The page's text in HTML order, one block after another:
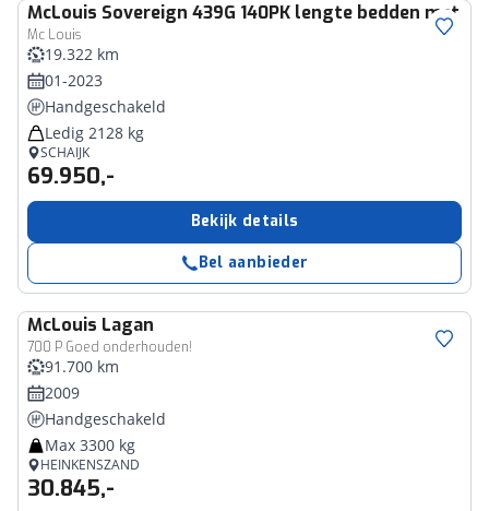
McLouis Sovereign 439G 140PK lengte bedden met
Mc Louis
19.322 km
01-2023
Handgeschakeld
Ledig 2128 kg
SCHAIJK
69.950,-
Bekijk details
Bel aanbieder
McLouis Lagan
700 P Goed onderhouden!
91.700 km
2009
Handgeschakeld
Max 3300 kg
HEINKENSZAND
30.845,-